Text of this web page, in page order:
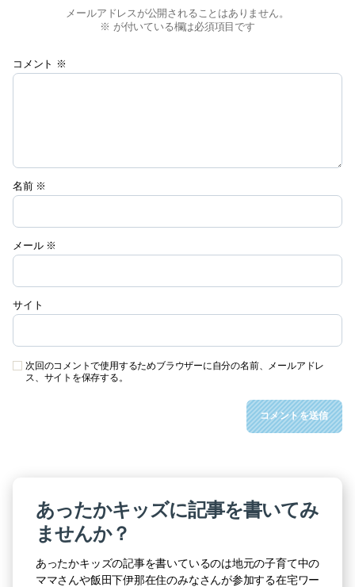
メールアドレスが公開されることはありません。
※ が付いている欄は必須項目です
コメント ※
名前 ※
メール ※
サイト
次回のコメントで使用するためブラウザーに自分の名前、メールアドレ
ス、サイトを保存する。
あったかキッズに記事を書いてみ
ませんか？
あったかキッズの記事を書いているのは地元の子育て中の
ママさんや飯田下伊那在住のみなさんが参加する在宅ワー